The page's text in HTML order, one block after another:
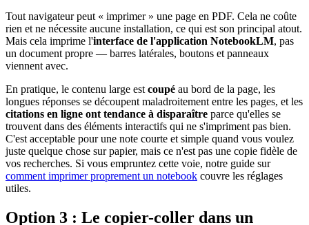
Tout navigateur peut « imprimer » une page en PDF. Cela ne coûte
rien et ne nécessite aucune installation, ce qui est son principal atout.
Mais cela imprime l'interface de l'application NotebookLM, pas
un document propre — barres latérales, boutons et panneaux
viennent avec.
En pratique, le contenu large estcoupé au bord de la page, les
longues réponses se découpent maladroitement entre les pages, et les
citations en ligne ont tendance à disparaître parce qu'elles se
trouvent dans des éléments interactifs qui ne s'impriment pas bien.
C'est acceptable pour une note courte et simple quand vous voulez
juste quelque chose sur papier, mais ce n'est pas une copie fidèle de
vos recherches. Si vous empruntez cette voie, notre guide sur
comment imprimer proprement un notebook couvre les réglages
utiles.
Option 3 : Le copier-coller dans un